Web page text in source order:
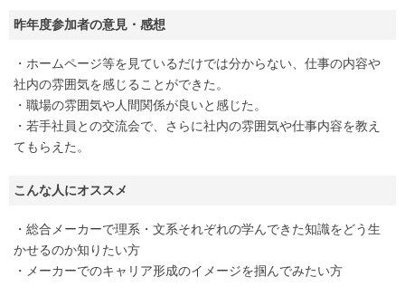
昨年度参加者の意見・感想
・ホームページ等を見ているだけでは分からない、仕事の内容や
社内の雰囲気を感じることができた。
・職場の雰囲気や人間関係が良いと感じた。
・若手社員との交流会で、さらに社内の雰囲気や仕事内容を教え
てもらえた。
こんな人にオススメ
・総合メーカーで理系・文系それぞれの学んできた知識をどう生
かせるのか知りたい方
・メーカーでのキャリア形成のイメージを掴んでみたい方